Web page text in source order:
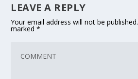
LEAVE A REPLY
Your email address will not be published.
marked*